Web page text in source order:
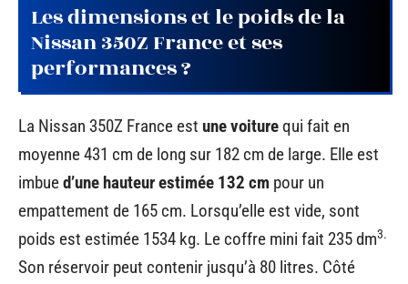
Les dimensions et le poids de la
Nissan 350Z France et ses
performances ?
La Nissan 350Z France est une voiturequi fait en
moyenne 431 cm de long sur 182 cm de large. Elle est
imbued’une hauteur estimée 132 cm pour un
empattement de 165 cm. Lorsqu’elle est vide, sont
poids est estimée 1534 kg. Le coffre mini fait 235 dm3.
Son réservoir peut contenir jusqu’à 80 litres. Côté